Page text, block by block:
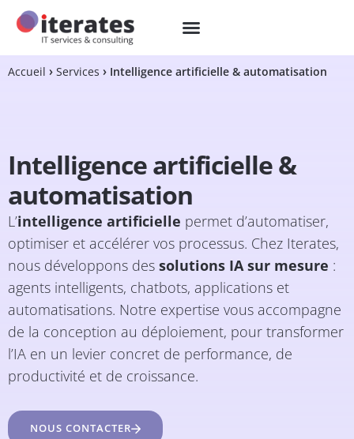
Accueil Services Intelligence artificielle & automatisation
Intelligence artificielle &
automatisation
L’intelligence artificielle permet d’automatiser,
optimiser et accélérer vos processus. Chez Iterates,
nous développons des solutions IA sur mesure :
agents intelligents, chatbots, applications et
automatisations. Notre expertise vous accompagne
de la conception au déploiement, pour transformer
l’IA en un levier concret de performance, de
productivité et de croissance.
NOUS CONTACTER